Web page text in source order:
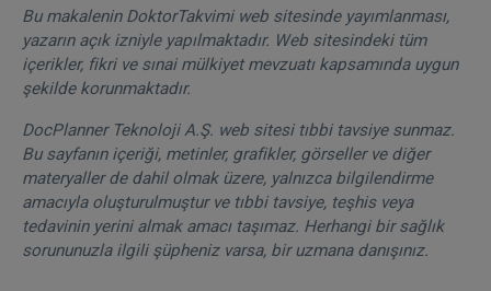
Bu makalenin DoktorTakvimi web sitesinde yayımlanması,
yazarın açık izniyle yapılmaktadır. Web sitesindeki tüm
içerikler, fikri ve sınai mülkiyet mevzuatı kapsamında uygun
şekilde korunmaktadır.
DocPlanner Teknoloji A.Ş. web sitesi tıbbi tavsiye sunmaz.
Bu sayfanın içeriği, metinler, grafikler, görseller ve diğer
materyaller de dahil olmak üzere, yalnızca bilgilendirme
amacıyla oluşturulmuştur ve tıbbi tavsiye, teşhis veya
tedavinin yerini almak amacı taşımaz. Herhangi bir sağlık
sorununuzla ilgili şüpheniz varsa, bir uzmana danışınız.